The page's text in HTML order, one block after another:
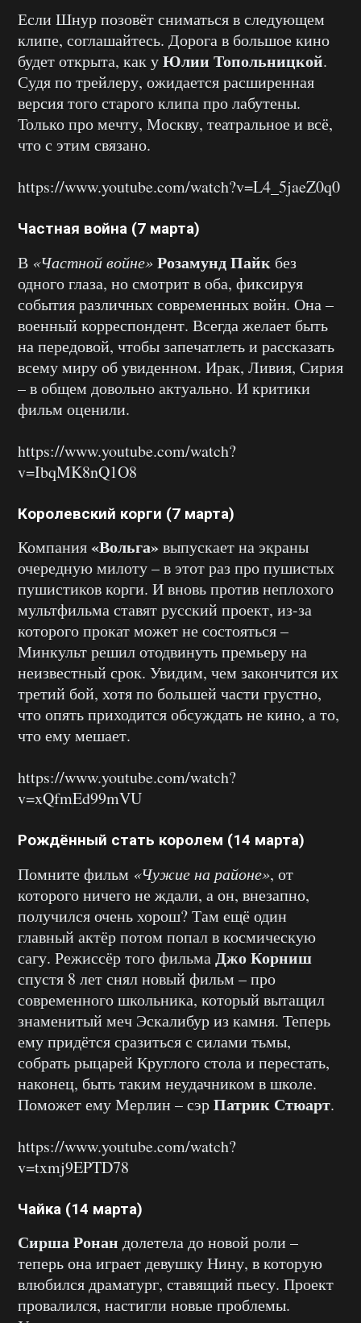
Если Шнур позовёт сниматься в следующем
клипе, соглашайтесь. Дорога в большое кино
будет открыта, как уЮлии Топольницкой.
Судя по трейлеру, ожидается расширенная
версия того старого клипа про лабутены.
Только про мечту, Москву, театральное и всё,
что с этим связано.
https://www.youtube.com/watch?v=L4_5jaeZ0q0
Частная война (7 марта)
В «Частной войне»Розамунд Пайк без
одного глаза, но смотрит в оба, фиксируя
события различных современных войн. Она –
военный корреспондент. Всегда желает быть
на передовой, чтобы запечатлеть и рассказать
всему миру об увиденном. Ирак, Ливия, Сирия
– в общем довольно актуально. И критики
фильм оценили.
https://www.youtube.com/watch?
v=IbqMK8nQ1O8
Королевский корги (7 марта)
Компания«Вольга»выпускает на экраны
очередную милоту – в этот раз про пушистых
пушистиков корги. И вновь против неплохого
мультфильма ставят русский проект, из-за
которого прокат может не состояться –
Минкульт решил отодвинуть премьеру на
неизвестный срок. Увидим, чем закончится их
третий бой, хотя по большей части грустно,
что опять приходится обсуждать не кино, а то,
что ему мешает.
https://www.youtube.com/watch?
v=xQfmEd99mVU
Рождённый стать королем (14 марта)
Помните фильм «Чужие на районе», от
которого ничего не ждали, а он, внезапно,
получился очень хорош? Там ещё один
главный актёр потом попал в космическую
сагу. Режиссёр того фильмаДжо Корниш
спустя 8 лет снял новый фильм – про
современного школьника, который вытащил
знаменитый меч Эскалибур из камня. Теперь
ему придётся сразиться с силами тьмы,
собрать рыцарей Круглого стола и перестать,
наконец, быть таким неудачником в школе.
Поможет ему Мерлин – сэрПатрик Стюарт.
https://www.youtube.com/watch?
v=txmj9EPTD78
Чайка (14 марта)
Сирша Ронан долетела до новой роли –
теперь она играет девушку Нину, в которую
влюбился драматург, ставящий пьесу. Проект
провалился, настигли новые проблемы.